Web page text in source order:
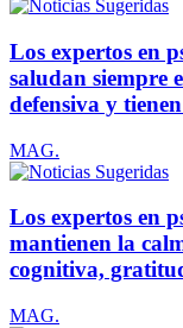
Los expertos en
saludan siempre
defensiva y
MAG.
Los expertos en
mantienen la
cognitiva,
MAG.